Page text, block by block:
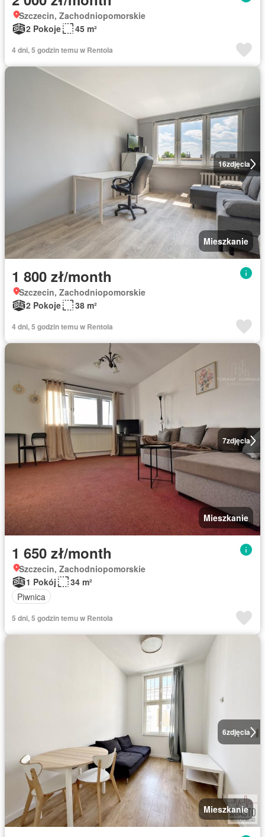
Szczecin, Zachodniopomorskie
2 Pokoje
45 m²
4 dni, 5 godzin temu w Rentola
16zdjęcia
Mieszkanie
1 800 zł/month
Szczecin, Zachodniopomorskie
2 Pokoje
38 m²
4 dni, 5 godzin temu w Rentola
7zdjęcia
Mieszkanie
1 650 zł/month
Szczecin, Zachodniopomorskie
1 Pokój
34 m²
Piwnica
5 dni, 5 godzin temu w Rentola
6zdjęcia
Mieszkanie